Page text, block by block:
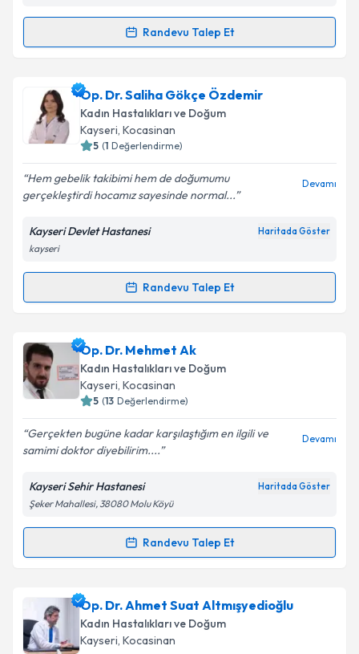
Randevu Talep Et
Randevu Takvimi Talebi
Prof. Dr. Yılmaz Şahiniçin randevu takvimi talebi
oluşturun. Size bu uzmandan randevu almanız için bir
takvim hazırlandığında e-posta ile bilgilendireceğiz.
Kişisel verilerimin işlenmesine ilişkin
Aydınlatma
kapsamda işlenmesini kabul ediyorum.
Op. Dr. Saliha Gökçe Özdemir
Kadın Hastalıkları ve Doğum
Kayseri, Kocasinan
5 (1 Değerlendirme)
Hem gebelik takibimi hem de doğumumu
gerçekleştirdi hocamız sayesinde normal...
Devamı
Kayseri Devlet Hastanesi Haritada Göster
kayseri
Randevu Talep Et
Randevu Takvimi Talebi
Op. Dr. Saliha Gökçe Özdemir
talebi oluşturun. Size bu uzmandan randevu almanız
için bir takvim hazırlandığında e-posta ile
bilgilendireceğiz.
E-posta Adresiniz
Kişisel verilerimin işlenmesine ilişkin
Metni'ni okudum ve kişisel verilerimin belirtilen
kapsamda işlenmesini kabul ediyorum.
Op. Dr. Mehmet Ak
Kadın Hastalıkları ve Doğum
Kayseri, Kocasinan
5 (13 Değerlendirme)
Gerçekten bugüne kadar karşılaştığım en ilgili ve
samimi doktor diyebilirim....
Devamı
Kayseri Sehir Hastanesi Haritada Göster
Şeker Mahallesi, 38080 Molu Köyü
Randevu Talep Et
Randevu Takvimi Talebi
Op. Dr. Mehmet Akiçin randevu takvimi talebi
oluşturun. Size bu uzmandan randevu almanız için bir
takvim hazırlandığında e-posta ile bilgilendireceğiz.
Op. Dr. Ahmet Suat Altmışyedioğlu
Kadın Hastalıkları ve Doğum
Kayseri, Kocasinan